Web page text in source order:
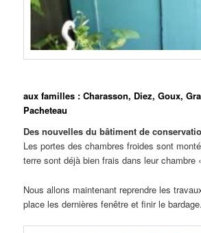
aux familles : Charasson, Diez, Goux,
Pacheteau
Des nouvelles du bâtiment de
Les portes des chambres froides sont
terre sont déjà bien frais dans leur chambre
Nous allons maintenant reprendre les
place les dernières fenêtre et finir le bardage.